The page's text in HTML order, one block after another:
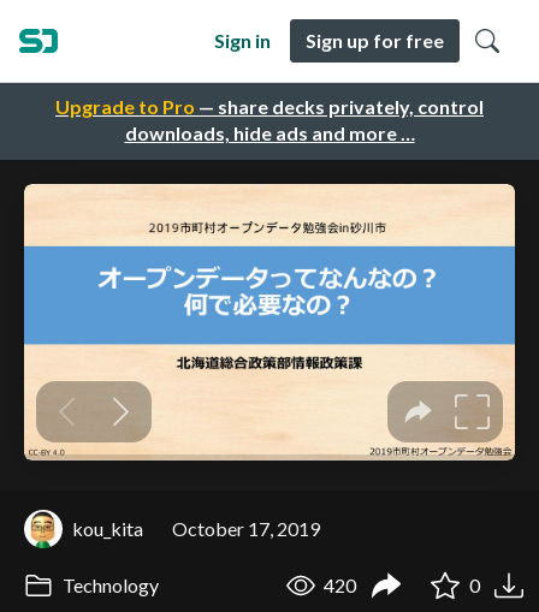
Upgrade to Pro — share decks privately, control
downloads, hide ads and more …
Sign in Sign up for free
kou_kita October 17, 2019
Technology 420 0